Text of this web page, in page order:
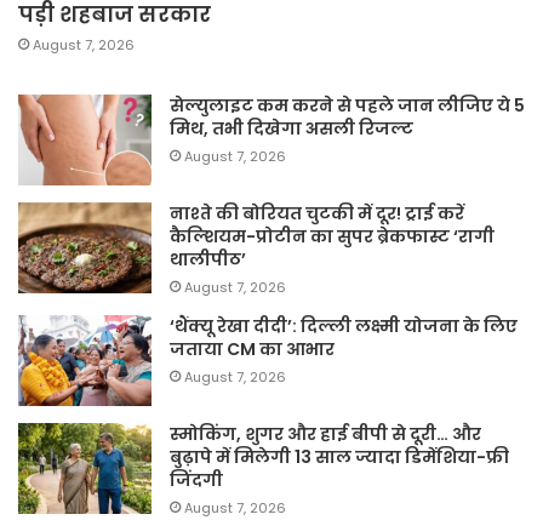
पड़ी शहबाज सरकार
August 7, 2026
सेल्युलाइट कम करने से पहले जान लीजिए ये 5
मिथ, तभी दिखेगा असली रिजल्ट
August 7, 2026
नाश्ते की बोरियत चुटकी में दूर! ट्राई करें
कैल्शियम-प्रोटीन का सुपर ब्रेकफास्ट ‘रागी
थालीपीठ’
August 7, 2026
‘थैंक्यू रेखा दीदी’: दिल्ली लक्ष्मी योजना के लिए
जताया CM का आभार
August 7, 2026
स्मोकिंग, शुगर और हाई बीपी से दूरी… और
बुढ़ापे में मिलेगी 13 साल ज्यादा डिमेंशिया-फ्री
जिंदगी
August 7, 2026